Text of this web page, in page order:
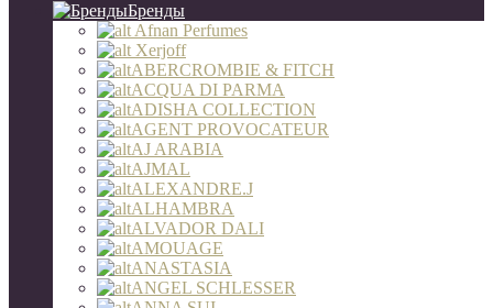
Бренды
Afnan Perfumes
Xerjoff
ABERCROMBIE & FITCH
ACQUA DI PARMA
ADISHA COLLECTION
AGENT PROVOCATEUR
AJ ARABIA
AJMAL
ALEXANDRE.J
ALHAMBRA
ALVADOR DALI
AMOUAGE
ANASTASIA
ANGEL SCHLESSER